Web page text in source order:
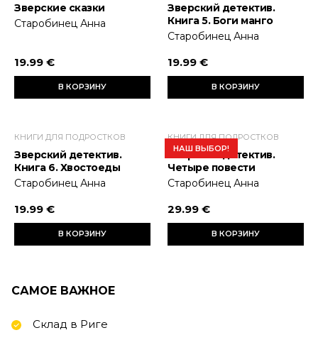
Зверские сказки
Старобинец Анна
19.99 €
В КОРЗИНУ
Зверский детектив.
Книга 5. Боги манго
Старобинец Анна
19.99 €
В КОРЗИНУ
КНИГИ ДЛЯ ПОДРОСТКОВ
Зверский детектив.
Книга 6. Хвостоеды
Старобинец Анна
19.99 €
В КОРЗИНУ
НАШ ВЫБОР!
КНИГИ ДЛЯ ПОДРОСТКОВ
Зверский детектив.
Четыре повести
Старобинец Анна
29.99 €
В КОРЗИНУ
САМОЕ ВАЖНОЕ
Склад в Риге